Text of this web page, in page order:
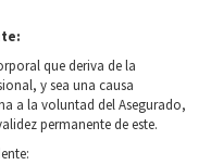
que deriva de la
y sea una causa
a la voluntad del Asegurado,
permanente de este.